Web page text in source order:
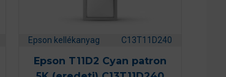
Epson kellékanyag C13T11D240
Epson T11D2 Cyan patron